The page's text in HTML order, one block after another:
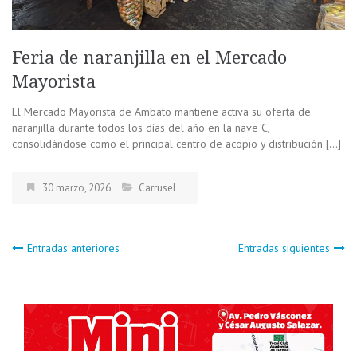
Feria de naranjilla en el Mercado
Mayorista
El Mercado Mayorista de Ambato mantiene activa su oferta de
naranjilla durante todos los días del año en la nave C,
consolidándose como el principal centro de acopio y distribución […]
30 marzo, 2026 Carrusel
Navegación
de
entradas
Entradas anteriores Entradas siguientes